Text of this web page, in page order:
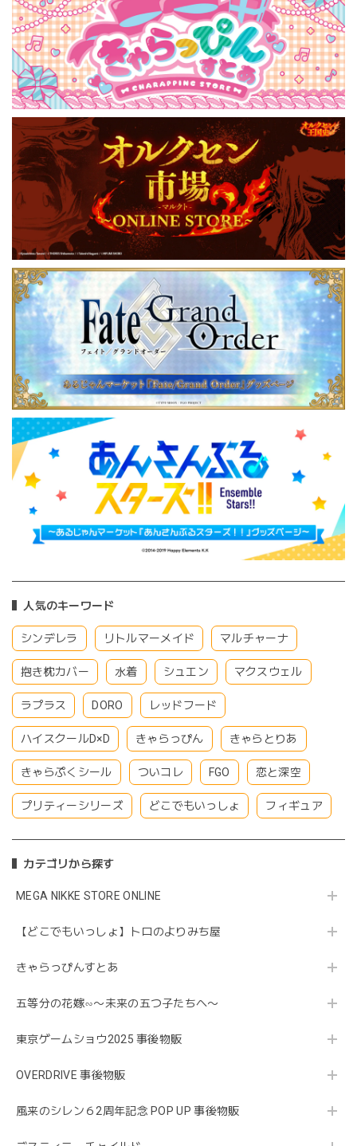
人気のキーワード
シンデレラ リトルマーメイド マルチャーナ
抱き枕カバー 水着 シュエン マクスウェル
ラプラス DORO レッドフード
ハイスクールD×D きゃらっぴん きゃらとりあ
きゃらぷくシール ついコレ FGO 恋と深空
プリティーシリーズ どこでもいっしょ フィギュア
カテゴリから探す
MEGA NIKKE STORE ONLINE
【どこでもいっしょ】トロのよりみち屋
きゃらっぴんすとあ
五等分の花嫁∽〜未来の五つ子たちへ〜
東京ゲームショウ2025 事後物販
OVERDRIVE 事後物販
風来のシレン６2周年記念 POP UP 事後物販